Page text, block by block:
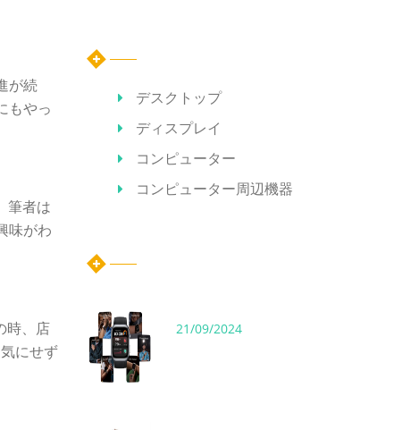
が続
もやっ
筆者は
味がわ
時、店
にせず
デスクトップ
ディスプレイ
コンピューター
コンピューター周辺機器
21/09/2024